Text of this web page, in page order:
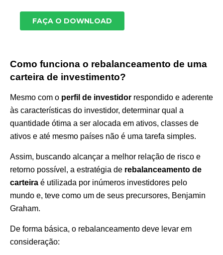
Como funciona o rebalanceamento de uma
carteira de investimento?
Mesmo com o perfil de investidor respondido e aderente
às características do investidor, determinar qual a
quantidade ótima a ser alocada em ativos, classes de
ativos e até mesmo países não é uma tarefa simples.
Assim, buscando alcançar a melhor relação de risco e
retorno possível, a estratégia de rebalanceamento de
carteira é utilizada por inúmeros investidores pelo
mundo e, teve como um de seus precursores, Benjamin
Graham.
De forma básica, o rebalanceamento deve levar em
consideração: